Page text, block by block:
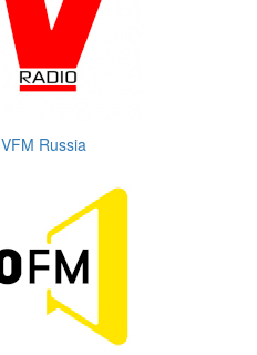
VFM Russia